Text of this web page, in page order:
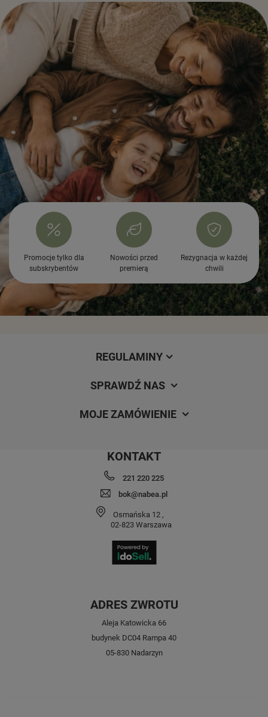
Promocje tylko dla
subskrybentów
Nowości przed
premierą
Rezygnacja w każdej
chwili
REGULAMINY
SPRAWDŹ NAS
MOJE ZAMÓWIENIE
KONTAKT
221 220 225
bok@nabea.pl
Osmańska 12 ,
02-823 Warszawa
ADRES ZWROTU
Aleja Katowicka 66
budynek DC04 Rampa 40
05-830 Nadarzyn